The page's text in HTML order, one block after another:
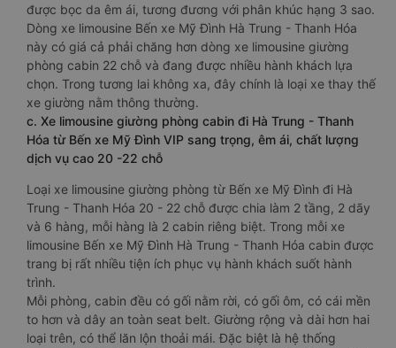
được bọc da êm ái, tương đương với phân khúc hạng 3 sao.
Dòng xe limousine Bến xe Mỹ Đình Hà Trung - Thanh Hóa
này có giá cả phải chăng hơn dòng xe limousine giường
phòng cabin 22 chỗ và đang được nhiều hành khách lựa
chọn. Trong tương lai không xa, đây chính là loại xe thay thế
xe giường nằm thông thường.
c. Xe limousine giường phòng cabin đi Hà Trung - Thanh
Hóa từ Bến xe Mỹ Đình VIP sang trọng, êm ái, chất lượng
dịch vụ cao 20 -22 chỗ
Loại xe limousine giường phòng từ Bến xe Mỹ Đình đi Hà
Trung - Thanh Hóa 20 - 22 chỗ được chia làm 2 tầng, 2 dãy
và 6 hàng, mỗi hàng là 2 cabin riêng biệt. Trong mỗi xe
limousine Bến xe Mỹ Đình Hà Trung - Thanh Hóa cabin được
trang bị rất nhiều tiện ích phục vụ hành khách suốt hành
trình.
Mỗi phòng, cabin đều có gối nằm rời, có gối ôm, có cái mền
to hơn và dây an toàn seat belt. Giường rộng và dài hơn hai
loại trên, có thể lăn lộn thoải mái. Đặc biệt là hệ thống